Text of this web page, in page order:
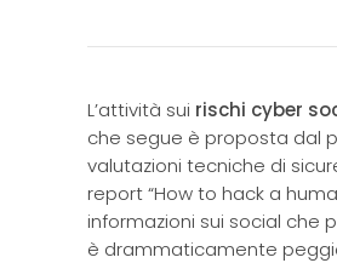
L’attività sui rischi cyber
che segue è proposta dal
valutazioni tecniche di
report “How to hack a
informazioni sui social che
è drammaticamente